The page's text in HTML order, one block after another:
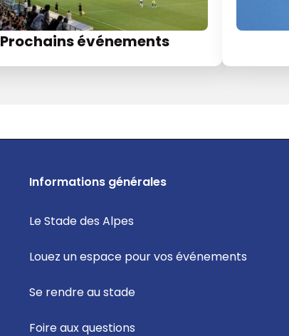
Prochains événements
Informations générales
Le Stade des Alpes
Louez un espace pour vos événements
Se rendre au stade
Foire aux questions